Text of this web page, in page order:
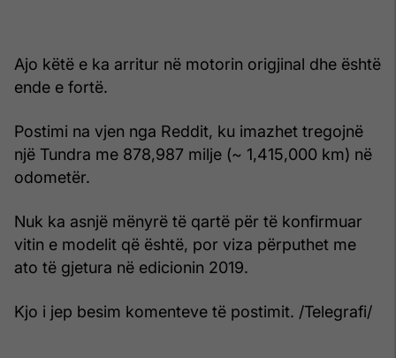
Ajo këtë e ka arritur në motorin origjinal dhe është
ende e fortë.
Postimi na vjen nga Reddit, ku imazhet tregojnë
një Tundra me 878,987 milje (~ 1,415,000 km) në
odometër.
Nuk ka asnjë mënyrë të qartë për të konfirmuar
vitin e modelit që është, por viza përputhet me
ato të gjetura në edicionin 2019.
Kjo i jep besim komenteve të postimit. /Telegrafi/